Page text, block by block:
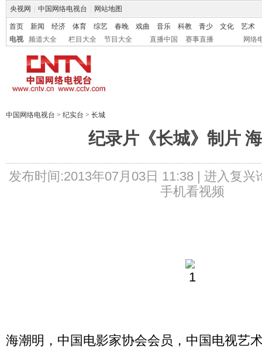
央视网 中国网络电视台 网站地图
首页 新闻 经济 体育 综艺 春晚 戏曲 音乐 科教 青少 文化
艺术
电视
频道大全 栏目大全 节目大全 直播中国 赛事直播 网络
中国网络电视台 > 纪实台 > 长城
纪录片《长城》制片
发布时间:2013年07月03日 11:38 | 进入复兴
手机看视频
海潮明，中国电影家协会会员，中国电视艺